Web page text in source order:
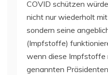
COVID schützen
nicht nur wiederholt
sondern seine
(Impfstoffe)
wenn diese Impfstoffe
genannten